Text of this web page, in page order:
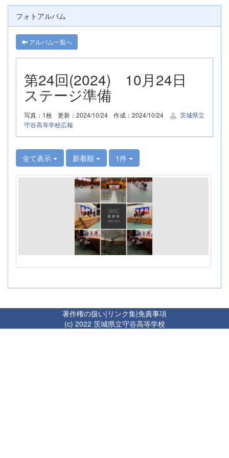
フォトアルバム
アルバム一覧へ
第24回(2024) 10月24日
ステージ準備
写真：1枚 更新：2024/10/24 作成：2024/10/24
茨城県立
守谷高等学校広報
全て表示 新着順 1件
著作権の扱い| リンク集|免責事項
(c) 2022 茨城県立守谷高等学校